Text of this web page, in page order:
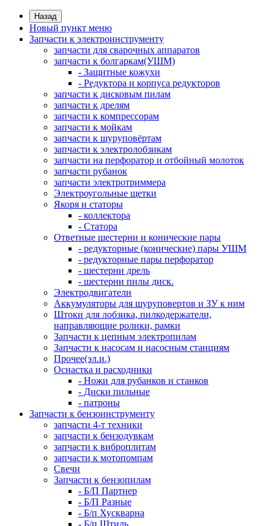
Назад
Новый пункт меню
Запчасти к электроинструменту
запчасти для сварочных аппаратов
запчасти к болгаркам(УШМ)
- Защитные кожухи
- Редуктора и корпуса редукторов
запчасти к дисковым пилам
запчасти к дрелям
запчасти к компрессорам
запчасти к мойкам
запчасти к шуруповёртам
запчасти к электролобзикам
запчасти на перфоратор и отбойный молоток
запчасти рубанок
запчасти электротриммера
Электроугольные щетки
Якоря и статоры
- коллектора
- Статора
Ответные шестерни и конические пары
- редукторные (конические) пары УШМ
- редукторные пары перфоратор
- шестерни дрель
- шестерни пилы диск.
Электродвигатели
Аккумуляторы для шуруповертов и ЗУ к ним
Штоки для лобзика, пилкодержатели,
направляющие ролики, рамки
Запчасти к цепным электропилам
Запчасти к насосам и насосным станциям
Прочее(эл.и.)
Оснастка и расходники
- Ножи для рубанков и станков
- Диски пильные
- патроны
Запчасти к бензоинструменту
запчасти 4-т техники
запчасти к бензодувкам
запчасти к виброплитам
запчасти к мотопомпам
Свечи
Запчасти к бензопилам
- Б/П Партнер
- Б/П Разные
- Б/п Хускварна
- Б/п Штиль